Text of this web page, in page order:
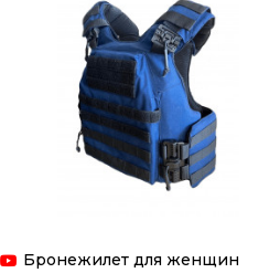
Бронежилет для женщин